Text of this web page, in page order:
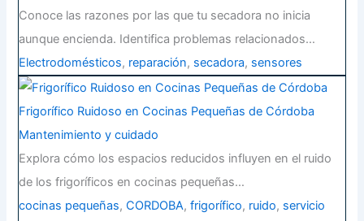
Conoce las razones por las que tu secadora no inicia
aunque encienda. Identifica problemas relacionados…
Electrodomésticos, reparación, secadora, sensores
Frigorífico Ruidoso en Cocinas Pequeñas de Córdoba
Mantenimiento y cuidado
Explora cómo los espacios reducidos influyen en el ruido
de los frigoríficos en cocinas pequeñas…
cocinas pequeñas,CORDOBA,frigorífico, ruido, servicio